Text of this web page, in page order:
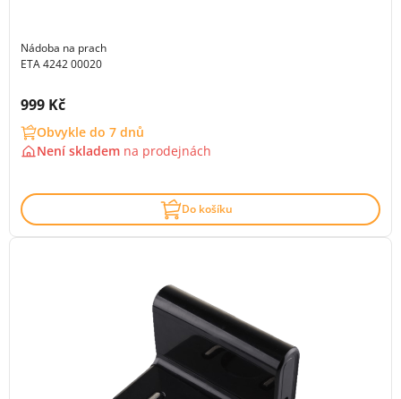
Nádoba na prach
ETA 4242 00020
Cena s DPH:
999 Kč
Obvykle do 7 dnů
Není skladem na prodejnách
Do košíku